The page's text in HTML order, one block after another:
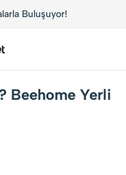
Buluşuyor!
Beehome Yerli